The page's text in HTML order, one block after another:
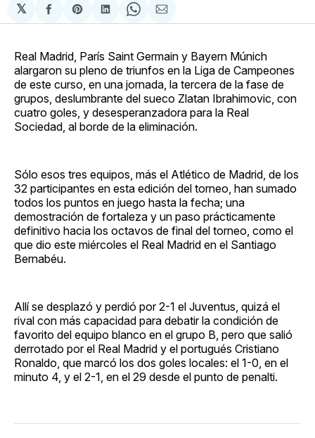
𝕏
Compartir
en
Share
on
Compartir
en
Share
on
Compartir
via
Real Madrid, París Saint Germain y Bayern Múnich
alargaron su pleno de triunfos en la Liga de Campeones
de este curso, en una jornada, la tercera de la fase de
grupos, deslumbrante del sueco Zlatan Ibrahimovic, con
cuatro goles, y desesperanzadora para la Real
Sociedad, al borde de la eliminación.
Sólo esos tres equipos, más el Atlético de Madrid, de los
32 participantes en esta edición del torneo, han sumado
todos los puntos en juego hasta la fecha; una
demostración de fortaleza y un paso prácticamente
definitivo hacia los octavos de final del torneo, como el
que dio este miércoles el Real Madrid en el Santiago
Bernabéu.
Allí se desplazó y perdió por 2-1 el Juventus, quizá el
rival con más capacidad para debatir la condición de
favorito del equipo blanco en el grupo B, pero que salió
derrotado por el Real Madrid y el portugués Cristiano
Ronaldo, que marcó los dos goles locales: el 1-0, en el
minuto 4, y el 2-1, en el 29 desde el punto de penalti.